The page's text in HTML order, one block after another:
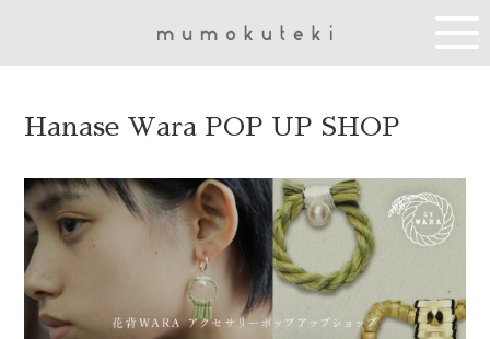
Hanase Wara POP UP SHOP